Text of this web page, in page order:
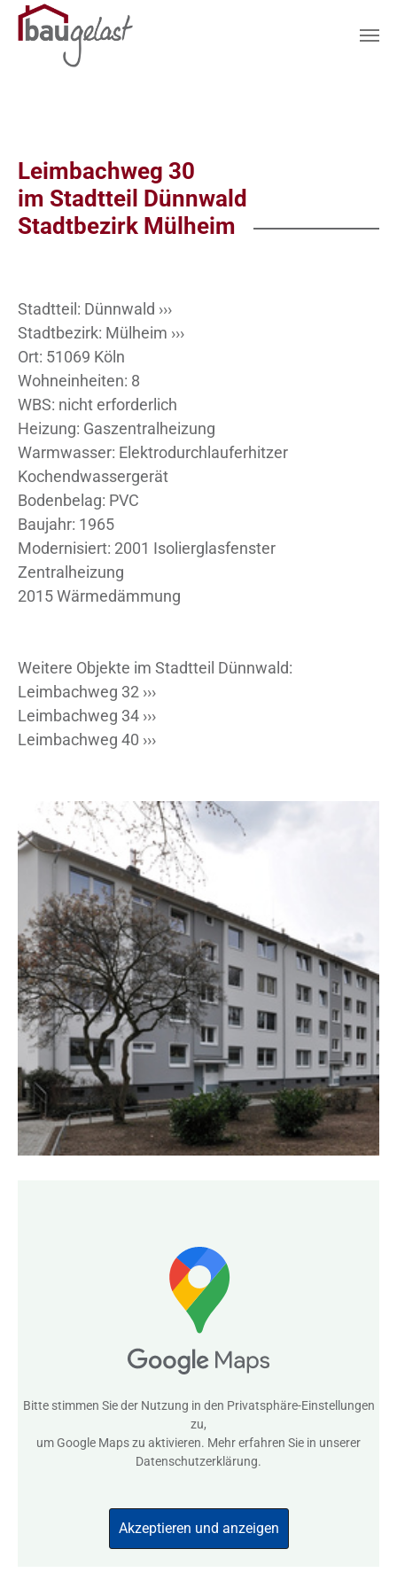
Leimbachweg 30
im Stadtteil Dünnwald
Stadtbezirk Mülheim
Stadtteil: Dünnwald ›››
Stadtbezirk: Mülheim ›››
Ort: 51069 Köln
Wohneinheiten: 8
WBS: nicht erforderlich
Heizung: Gaszentralheizung
Warmwasser: Elektrodurchlauferhitzer
Kochendwassergerät
Bodenbelag: PVC
Baujahr: 1965
Modernisiert: 2001 Isolierglasfenster
Zentralheizung
2015 Wärmedämmung
Weitere Objekte im Stadtteil Dünnwald:
Leimbachweg 32 ›››
Leimbachweg 34 ›››
Leimbachweg 40 ›››
Bitte stimmen Sie der Nutzung in den Privatsphäre-Einstellungen
zu,
um Google Maps zu aktivieren. Mehr erfahren Sie in unserer
Datenschutzerklärung.
Akzeptieren und anzeigen